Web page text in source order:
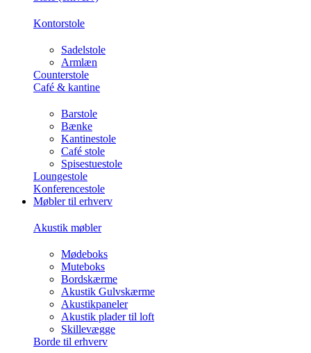
Kontorstole
Sadelstole
Armlæn
Counterstole
Café & kantine
Barstole
Bænke
Kantinestole
Café stole
Spisestuestole
Loungestole
Konferencestole
Møbler til erhverv
Akustik møbler
Mødeboks
Muteboks
Bordskærme
Akustik Gulvskærme
Akustikpaneler
Akustik plader til loft
Skillevægge
Borde til erhverv